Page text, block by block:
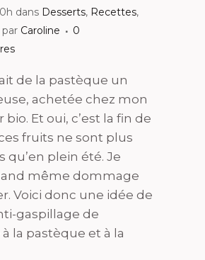
dans Desserts, Recettes,
par Caroline
0
de la pastèque un
achetée chez mon
Et oui, c’est la fin de
fruits ne sont plus
qu’en plein été. Je
même dommage
Voici donc une idée de
gaspillage de
la pastèque et à la